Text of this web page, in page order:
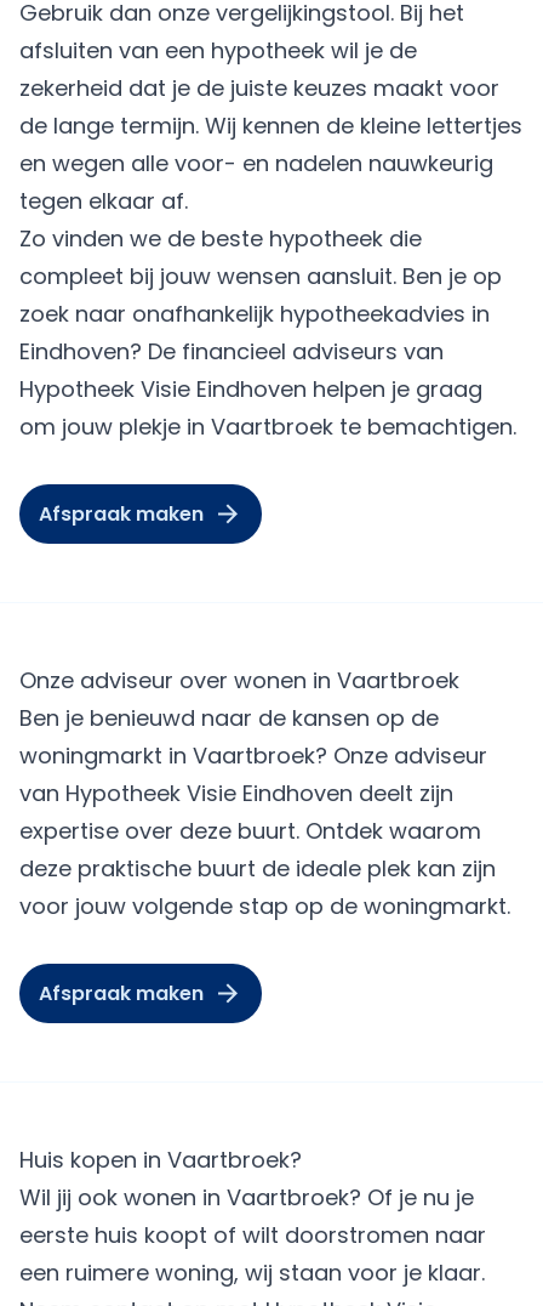
Gebruik dan onze vergelijkingstool. Bij het
afsluiten van een hypotheek wil je de
zekerheid dat je de juiste keuzes maakt voor
de lange termijn. Wij kennen de kleine lettertjes
en wegen alle voor- en nadelen nauwkeurig
tegen elkaar af.
Zo vinden we de beste hypotheek die
compleet bij jouw wensen aansluit. Ben je op
zoek naar onafhankelijk hypotheekadvies in
Eindhoven? De financieel adviseurs van
Hypotheek Visie Eindhoven helpen je graag
om jouw plekje in Vaartbroek te bemachtigen.
Afspraak maken
Onze adviseur over wonen in Vaartbroek
Ben je benieuwd naar de kansen op de
woningmarkt in Vaartbroek? Onze adviseur
van Hypotheek Visie Eindhoven deelt zijn
expertise over deze buurt. Ontdek waarom
deze praktische buurt de ideale plek kan zijn
voor jouw volgende stap op de woningmarkt.
Afspraak maken
Huis kopen in Vaartbroek?
Wil jij ook wonen in Vaartbroek? Of je nu je
eerste huis koopt of wilt doorstromen naar
een ruimere woning, wij staan voor je klaar.